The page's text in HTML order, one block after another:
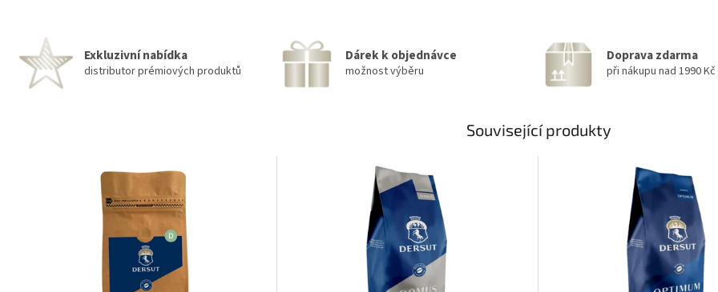
Exkluzivní nabídka
distributor prémiových produktů
Dárek k objednávce
možnost výběru
Doprava zdarma
při nákupu nad 1990 Kč
Související produkty